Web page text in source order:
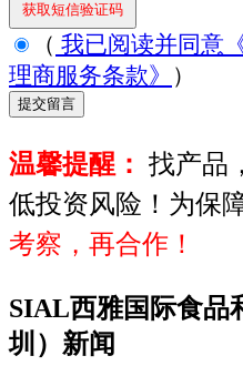
（ 我已阅读并同意
理商服务条款》
）
温馨提醒： 找产品
低投资风险！为保
考察，再合作！
SIAL西雅国际食品
圳）新闻